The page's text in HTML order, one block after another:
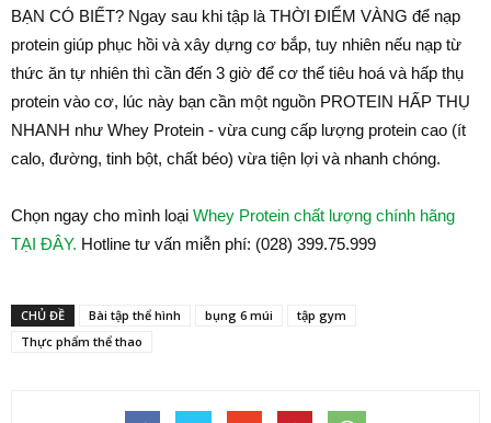
BẠN CÓ BIẾT? Ngay sau khi tập là THỜI ĐIỂM VÀNG để nạp
protein giúp phục hồi và xây dựng cơ bắp, tuy nhiên nếu nạp từ
thức ăn tự nhiên thì cần đến 3 giờ để cơ thể tiêu hoá và hấp thụ
protein vào cơ, lúc này bạn cần một nguồn PROTEIN HẤP THỤ
NHANH như Whey Protein - vừa cung cấp lượng protein cao (ít
calo, đường, tinh bột, chất béo) vừa tiện lợi và nhanh chóng.
Chọn ngay cho mình loại Whey Protein chất lượng chính hãng
TẠI ĐÂY. Hotline tư vấn miễn phí: (028) 399.75.999
CHỦ ĐỀ Bài tập thể hình bụng 6 múi
tập gym
Thực phẩm thể thao